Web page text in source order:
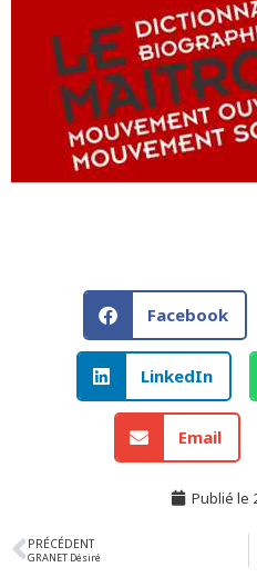
Facebook
LinkedIn
Email
Publié le
PRÉCÉDENT
GRANET Désiré